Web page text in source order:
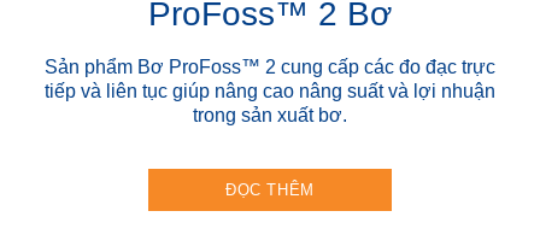
ProFoss™ 2 Bơ
Sản phẩm Bơ ProFoss™ 2 cung cấp các đo đạc trực
tiếp và liên tục giúp nâng cao nâng suất và lợi nhuận
trong sản xuất bơ.
ĐỌC THÊM